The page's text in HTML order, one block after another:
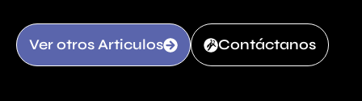
Ver otros Articulos Contáctanos